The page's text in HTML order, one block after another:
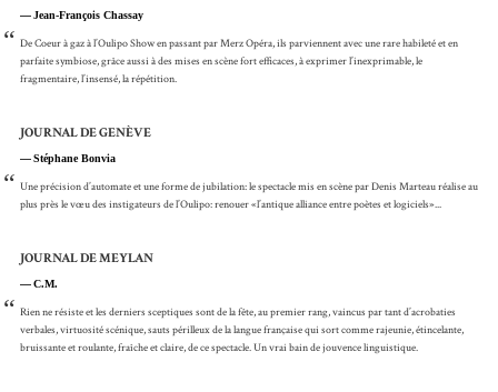
Jean-François Chassay
“ De Coeur à gaz à l’Oulipo Show en passant par Merz Opéra, ils parviennent avec une rare habileté et en
parfaite symbiose, grâce aussi à des mises en scène fort efficaces, à exprimer l’inexprimable, le
fragmentaire, l’insensé, la répétition.
JOURNAL DE GENÈVE
Stéphane Bonvia
“ Une précision d’automate et une forme de jubilation: le spectacle mis en scène par Denis Marteau réalise au
plus près le vœu des instigateurs de l’Oulipo: renouer «l’antique alliance entre poètes et logiciels»...
JOURNAL DE MEYLAN
C.M.
“ Rien ne résiste et les derniers sceptiques sont de la fête, au premier rang, vaincus par tant d’acrobaties
verbales, virtuosité scénique, sauts périlleux de la langue française qui sort comme rajeunie, étincelante,
bruissante et roulante, fraîche et claire, de ce spectacle. Un vrai bain de jouvence linguistique.